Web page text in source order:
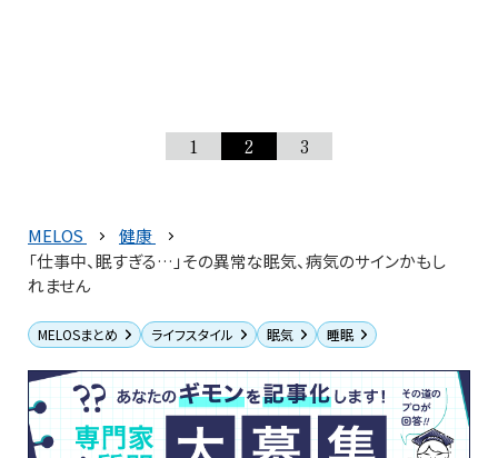
1 2 3
MELOS
健康
「仕事中、眠すぎる…」その異常な眠気、病気のサインかもし
れません
MELOSまとめ ライフスタイル 眠気 睡眠